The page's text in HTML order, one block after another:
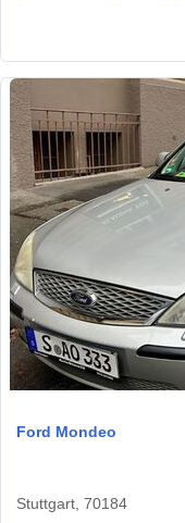
Ford Mondeo
Stuttgart, 70184